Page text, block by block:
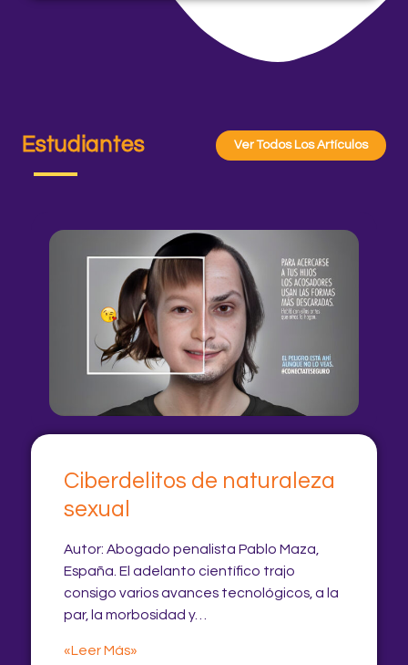
Ver Todos Los Artículos
Estudiantes
Ciberdelitos de naturaleza
sexual
Autor: Abogado penalista Pablo Maza,
España. El adelanto científico trajo
consigo varios avances tecnológicos, a la
par, la morbosidad y…
«Leer Más»